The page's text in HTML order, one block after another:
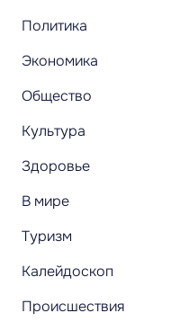
Политика
Экономика
Общество
Культура
Здоровье
В мире
Туризм
Калейдоскоп
Происшествия